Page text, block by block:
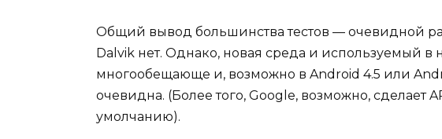
Общий вывод большинства тестов — очевидной
Dalvik нет. Однако, новая среда и используемый в
многообещающе и, возможно в Android 4.5 или
очевидна. (Более того, Google, возможно, сделает
умолчанию).